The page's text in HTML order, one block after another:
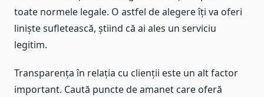
toate normele legale. O astfel de alegere îți va oferi
liniște sufletească, știind că ai ales un serviciu
legitim.
Transparența în relația cu clienții este un alt factor
important. Caută puncte de amanet care oferă